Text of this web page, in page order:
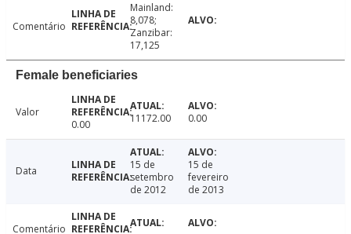
Comentário
Mainland:
8,078;
Zanzibar:
17,125
Female beneficiaries
Valor
0.00
11172.00 0.00
Data
15 de
setembro
de 2012
15 de
fevereiro
de 2013
Comentário